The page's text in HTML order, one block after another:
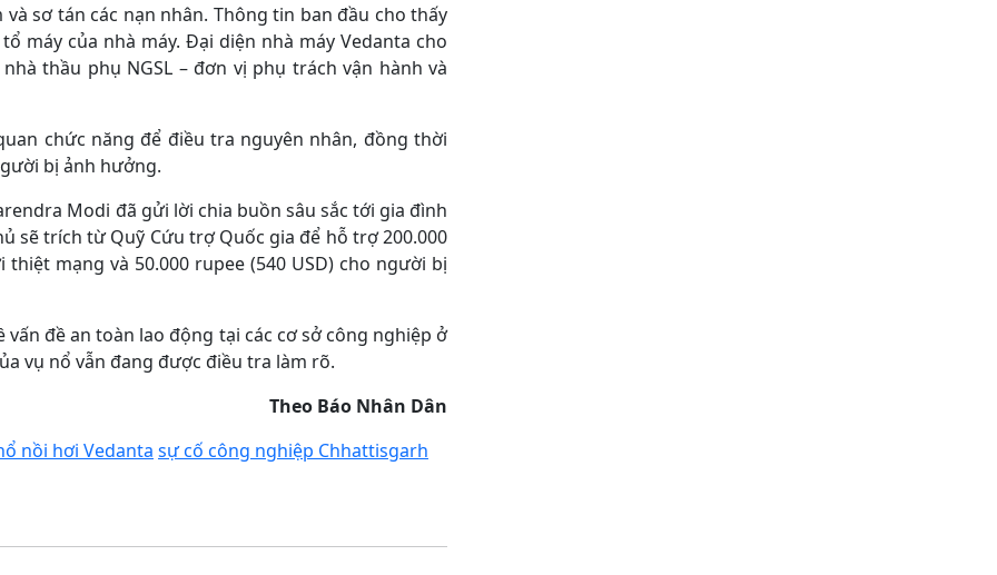
sơ tán các nạn nhân. Thông tin ban đầu cho thấy
máy của nhà máy. Đại diện nhà máy Vedanta cho
thầu phụ NGSL – đơn vị phụ trách vận hành và
chức năng để điều tra nguyên nhân, đồng thời
bị ảnh hưởng.
Modi đã gửi lời chia buồn sâu sắc tới gia đình
sẽ trích từ Quỹ Cứu trợ Quốc gia để hỗ trợ 200.000
mạng và 50.000 rupee (540 USD) cho người bị
đề an toàn lao động tại các cơ sở công nghiệp ở
vụ nổ vẫn đang được điều tra làm rõ.
Theo Báo Nhân Dân
nồi hơi Vedanta sự cố công nghiệp Chhattisgarh